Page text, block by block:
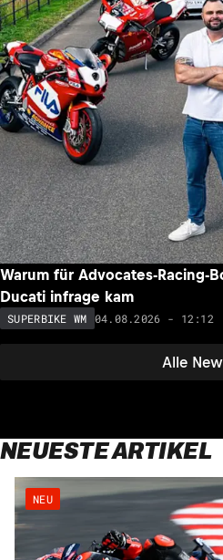
Alle
Warum für Advocates-Racing-
Ducati infrage kam
SUPERBIKE WM 04.08.2026 - 12:12
NEUESTE ARTIKEL
NEU